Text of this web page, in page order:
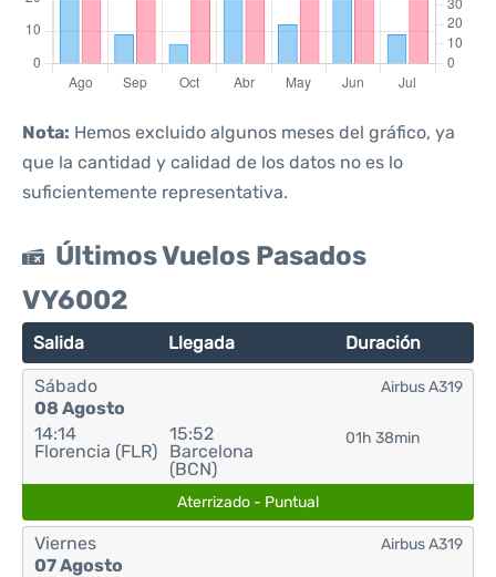
Nota: Hemos excluido algunos meses del gráfico, ya
que la cantidad y calidad de los datos no es lo
suficientemente representativa.
Últimos Vuelos Pasados
VY6002
Salida Llegada Duración
Sábado
08 Agosto
14:14
Florencia (FLR)
15:52
Barcelona
(BCN)
01h 38min
Airbus A319
Aterrizado - Puntual
Viernes
07 Agosto
Airbus A319